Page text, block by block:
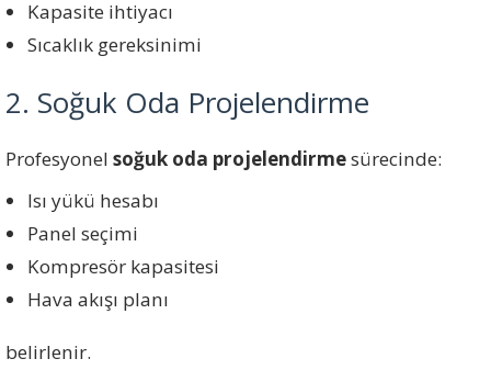
Kapasite ihtiyacı
Sıcaklık gereksinimi
2. Soğuk Oda Projelendirme
Profesyonel soğuk oda projelendirmesürecinde:
Isı yükü hesabı
Panel seçimi
Kompresör kapasitesi
Hava akışı planı
belirlenir.